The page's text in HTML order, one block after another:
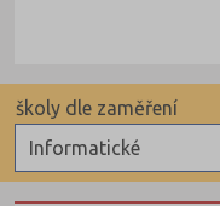
Informatické
školy dle zaměření